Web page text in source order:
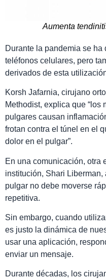
Aumenta
Durante la pandemia se
teléfonos celulares, pero
derivados de esta
Korsh Jafarnia, cirujano
Methodist, explica que “los
pulgares causan
frotan contra el túnel en el
dolor en el pulgar”.
En una comunicación, otra
institución, Shari
pulgar no debe moverse
repetitiva.
Sin embargo, cuando
es justo la dinámica de
usar una aplicación,
enviar un mensaje.
Durante décadas, los